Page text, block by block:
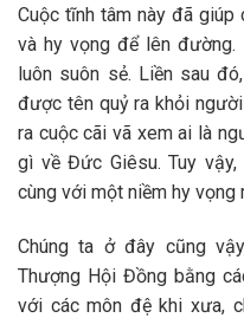
Cuộc tĩnh tâm này đã
và hy vọng để lên đường.
luôn suôn sẻ. Liền sau
được tên quỷ ra khỏi
ra cuộc cãi vã xem ai là
gì về Đức Giêsu. Tuy
cùng với một niềm hy vọng
Chúng ta ở đây cũng
Thượng Hội Đồng bằng
với các môn đệ khi xưa,